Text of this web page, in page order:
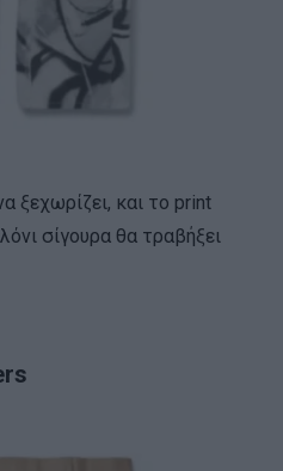
ξεχωρίζει, και το print
σίγουρα θα τραβήξει